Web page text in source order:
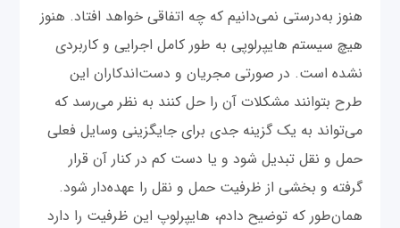
هنوز به‌درستی نمی‌دانیم که چه اتفاقی خواهد افتاد. هنوز
هیچ سیستم هایپرلوپی به طور کامل اجرایی و کاربردی
نشده است. در صورتی مجریان و دست‌اندکاران این
طرح بتوانند مشکلات آن را حل کنند به نظر می‌رسد که
می‌تواند به یک گزینه جدی برای جایگزینی وسایل فعلی
حمل و نقل تبدیل شود و یا دست‌ کم در کنار آن قرار
گرفته و بخشی از ظرفیت حمل و نقل را عهده‌دار شود.
همان‌طور که توضیح دادم، هایپرلوپ این ظرفیت را دارد